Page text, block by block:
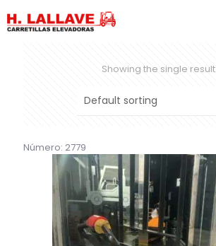
Showing the single result
Número: 2779